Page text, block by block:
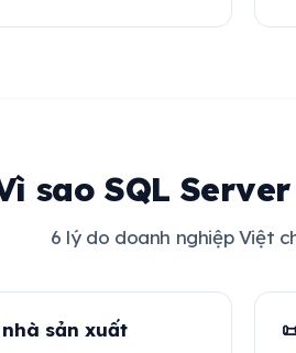
sao SQL
6 lý do doanh nghiệp Việt
sản xuất